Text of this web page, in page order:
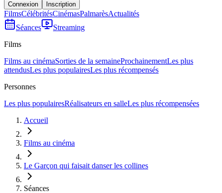
Connexion Inscription
FilmsCélébritésCinémasPalmarèsActualités
Séances
Streaming
Films
Films au cinémaSorties de la semaineProchainementLes plus
attendusLes plus populairesLes plus récompensés
Personnes
Les plus populairesRéalisateurs en salleLes plus récompensées
Accueil
Films au cinéma
Le Garçon qui faisait danser les collines
Séances